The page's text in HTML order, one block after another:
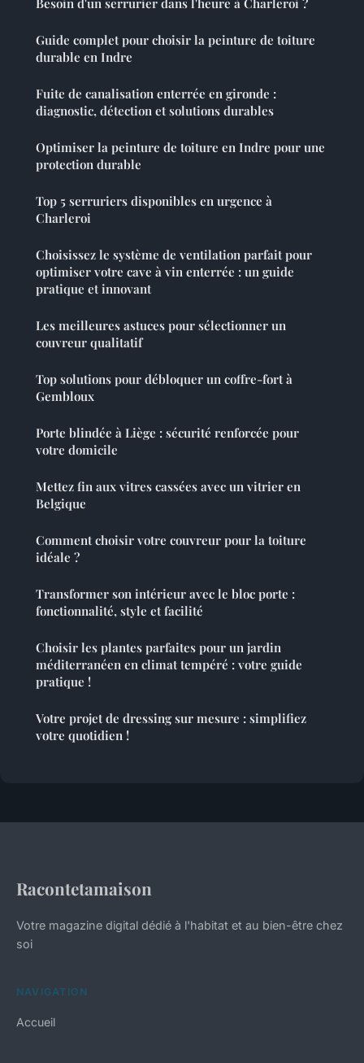
Guide complet pour choisir la peinture de toiture
durable en Indre
Fuite de canalisation enterrée en gironde :
diagnostic, détection et solutions durables
Optimiser la peinture de toiture en Indre pour une
protection durable
Top 5 serruriers disponibles en urgence à
Charleroi
Choisissez le système de ventilation parfait pour
optimiser votre cave à vin enterrée : un guide
pratique et innovant
Les meilleures astuces pour sélectionner un
couvreur qualitatif
Top solutions pour débloquer un coffre-fort à
Gembloux
Porte blindée à Liège : sécurité renforcée pour
votre domicile
Mettez fin aux vitres cassées avec un vitrier en
Belgique
Comment choisir votre couvreur pour la toiture
idéale ?
Transformer son intérieur avec le bloc porte :
fonctionnalité, style et facilité
Choisir les plantes parfaites pour un jardin
méditerranéen en climat tempéré : votre guide
pratique !
Votre projet de dressing sur mesure : simplifiez
votre quotidien !
Racontetamaison
Votre magazine digital dédié à l'habitat et au bien-être chez
soi
NAVIGATION
Accueil